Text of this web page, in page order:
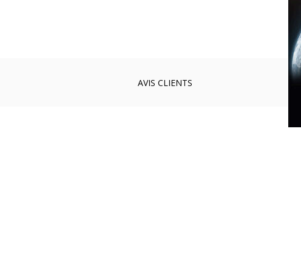
AVIS CLIENTS